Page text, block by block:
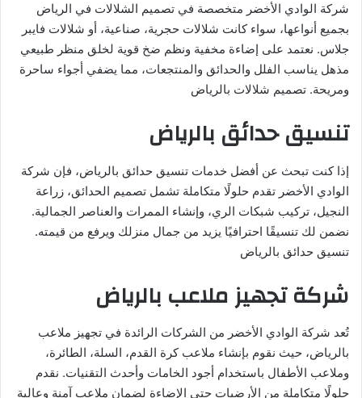
شركة الوادي الأخضر متخصصة في تصميم الشلالات في الرياض
بجميع أنواعها، سواء كانت شلالات حجرية، صناعية، أو شلالات فايبر
جلاس. نعتمد على إضاءة مخفية ونظم ضخ قوية لخلق منظر طبيعي
مذهل يناسب الفلل والحدائق والمنتجعات، مما يضفي أجواء ساحرة
ومريحة. تصميم شلالات بالرياض
تنسيق حدائق بالرياض
إذا كنت تبحث عن أفضل خدمات تنسيق حدائق بالرياض، فإن شركة
الوادي الأخضر تقدم حلولًا متكاملة تشمل تصميم الحدائق، زراعة
النجيل، تركيب شبكات الري، وإنشاء الممرات والعناصر الجمالية.
نضمن لك تنسيقًا احترافيًا يزيد من جمال منزلك ويرفع من قيمته.
تنسيق حدائق بالرياض
شركة تجهيز ملاعب بالرياض
تُعد شركة الوادي الأخضر من الشركات الرائدة في تجهيز ملاعب
بالرياض، حيث نقوم بإنشاء ملاعب كرة القدم، السلة، الطائرة،
وملاعب الأطفال باستخدام أجود الخامات وأحدث التقنيات. نقدم
حلولًا متكاملة من الأرضيات حتى الإضاءة لضمان ملاعب آمنة وعالية